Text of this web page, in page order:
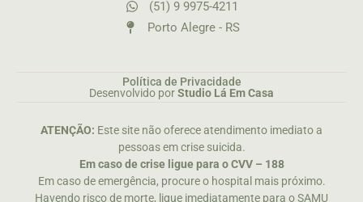
(51) 9 9975-4211
Porto Alegre - RS
Política de Privacidade
Desenvolvido porStudio Lá Em Casa
ATENÇÃO: Este site não oferece atendimento imediato a
pessoas em crise suicida.
Em caso de crise ligue para o CVV – 188
Em caso de emergência, procure o hospital mais próximo.
Havendo risco de morte, ligue imediatamente para o SAMU